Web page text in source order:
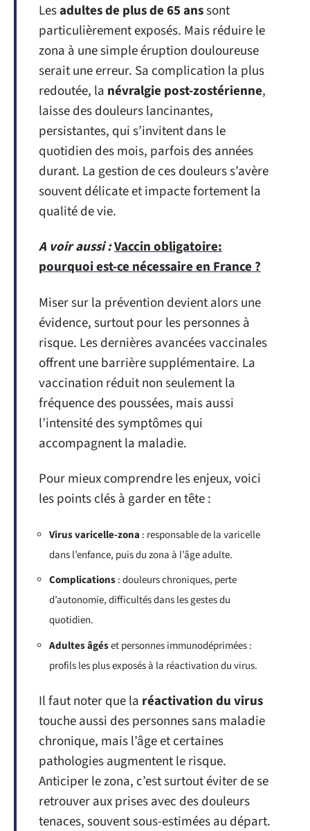
Lesadultes de plus de 65 anssont
particulièrement exposés. Mais réduire le
zona à une simple éruption douloureuse
serait une erreur. Sa complication la plus
redoutée, la névralgie post-zostérienne,
laisse des douleurs lancinantes,
persistantes, qui s’invitent dans le
quotidien des mois, parfois des années
durant. La gestion de ces douleurs s’avère
souvent délicate et impacte fortement la
qualité de vie.
A voir aussi :Vaccin obligatoire:
pourquoi est-ce nécessaire en France ?
Miser sur la prévention devient alors une
évidence, surtout pour les personnes à
risque. Les dernières avancées vaccinales
offrent une barrière supplémentaire. La
vaccination réduit non seulement la
fréquence des poussées, mais aussi
l’intensité des symptômes qui
accompagnent la maladie.
Pour mieux comprendre les enjeux, voici
les points clés à garder en tête :
Virus varicelle-zona : responsable de la varicelle
dans l’enfance, puis du zona à l’âge adulte.
Complications: douleurs chroniques, perte
d’autonomie, difficultés dans les gestes du
quotidien.
Adultes âgéset personnes immunodéprimées :
profils les plus exposés à la réactivation du virus.
Il faut noter que la réactivation du virus
touche aussi des personnes sans maladie
chronique, mais l’âge et certaines
pathologies augmentent le risque.
Anticiper le zona, c’est surtout éviter de se
retrouver aux prises avec des douleurs
tenaces, souvent sous-estimées au départ.